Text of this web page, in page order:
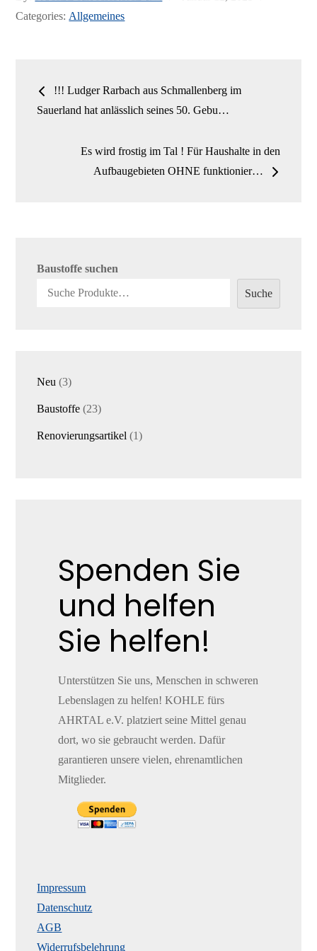
bo
ok
to
do
ail n
Categories: Allgemeines
Beitrags-
Navigation
!!! Ludger Rarbach aus Schmallenberg im
Sauerland hat anlässlich seines 50. Gebu…
Es wird frostig im Tal ! Für Haushalte in den
Aufbaugebieten OHNE funktionier…
Baustoffe suchen
Suche
Neu 33
Baustoffe 2323
Renovierungsartikel 11
Spenden Sie
und helfen
Sie helfen!
Unterstützen Sie uns, Menschen in schweren
Lebenslagen zu helfen! KOHLE fürs
AHRTAL e.V. platziert seine Mittel genau
dort, wo sie gebraucht werden. Dafür
garantieren unsere vielen, ehrenamtlichen
Mitglieder.
Impressum
Datenschutz
AGB
Widerrufsbelehrung